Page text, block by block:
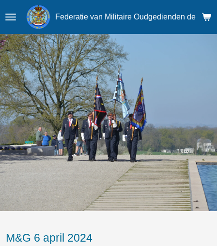
Ga
naar
de
hoofdinhoud
Federatie van Militaire Oudgedienden der
M&G 6 april 2024